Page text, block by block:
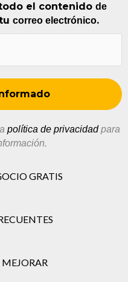
el contenido de
correo electrónico.
política de privacidadpara
GRATIS